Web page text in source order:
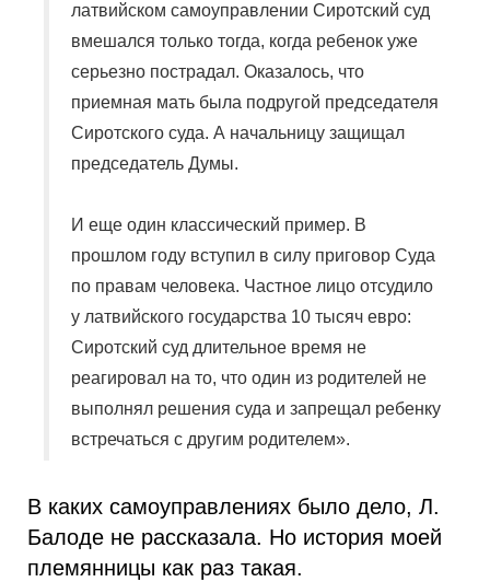
латвийском самоуправлении Сиротский суд
вмешался только тогда, когда ребенок уже
серьезно пострадал. Оказалось, что
приемная мать была подругой председателя
Сиротского суда. А начальницу защищал
председатель Думы.
И еще один классический пример. В
прошлом году вступил в силу приговор Суда
по правам человека. Частное лицо отсудило
у латвийского государства 10 тысяч евро:
Сиротский суд длительное время не
реагировал на то, что один из родителей не
выполнял решения суда и запрещал ребенку
встречаться с другим родителем».
В каких самоуправлениях было дело, Л.
Балоде не рассказала. Но история моей
племянницы как раз такая.